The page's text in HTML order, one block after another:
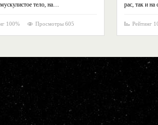
тело, на…
100% Просмотры 605
рас, так и на
Рейтинг